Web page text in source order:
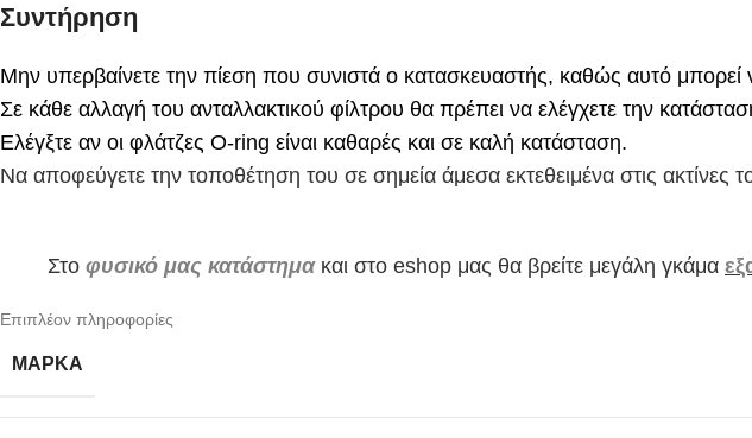
Συντήρηση
Μην υπερβαίνετε την πίεση που συνιστά ο κατασκευαστής, καθώς αυτό μπορεί
Σε κάθε αλλαγή του ανταλλακτικού φίλτρου θα πρέπει να ελέγχετε την
Ελέγξτε αν οι φλάτζες O-ring είναι καθαρές και σε καλή κατάσταση.
Να αποφεύγετε την τοποθέτηση του σε σημεία άμεσα εκτεθειμένα στις ακτίνες
Στο φυσικό μας κατάστημακαι στο eshop μας θα βρείτε μεγάλη γκάμα
Επιπλέον πληροφορίες
ΜΆΡΚΑ